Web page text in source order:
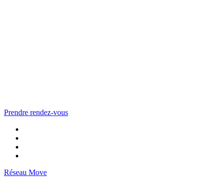
Prendre rendez-vous
Réseau Move